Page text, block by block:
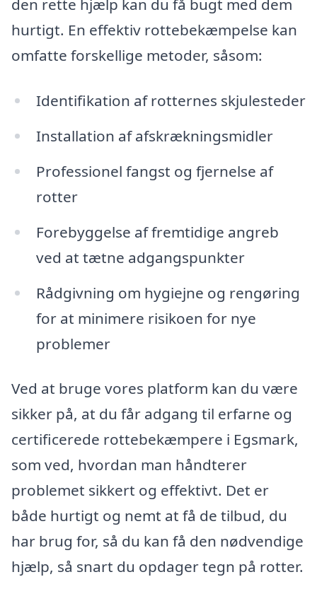
den rette hjælp kan du få bugt med dem
hurtigt. En effektiv rottebekæmpelse kan
omfatte forskellige metoder, såsom:
Identifikation af rotternes skjulesteder
Installation af afskrækningsmidler
Professionel fangst og fjernelse af
rotter
Forebyggelse af fremtidige angreb
ved at tætne adgangspunkter
Rådgivning om hygiejne og rengøring
for at minimere risikoen for nye
problemer
Ved at bruge vores platform kan du være
sikker på, at du får adgang til erfarne og
certificerede rottebekæmpere i Egsmark,
som ved, hvordan man håndterer
problemet sikkert og effektivt. Det er
både hurtigt og nemt at få de tilbud, du
har brug for, så du kan få den nødvendige
hjælp, så snart du opdager tegn på rotter.